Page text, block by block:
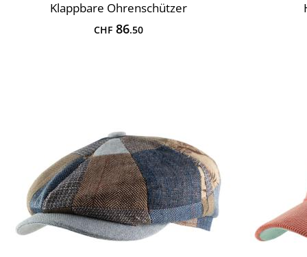
Klappbare Ohrenschützer
CHF86.50